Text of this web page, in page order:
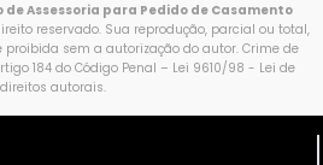
Assessoria para Pedido de Casamento
reservado. Sua reprodução, parcial ou total,
sem a autorização do autor. Crime de
184 do Código Penal – Lei 9610/98 - Lei de
direitos autorais.